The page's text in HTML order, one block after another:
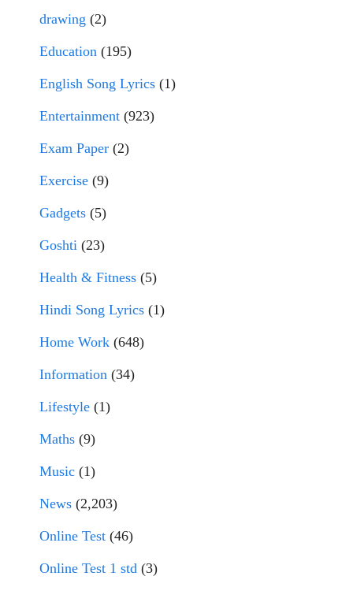
drawing (2)
Education (195)
English Song Lyrics (1)
Entertainment (923)
Exam Paper (2)
Exercise (9)
Gadgets (5)
Goshti (23)
Health & Fitness (5)
Hindi Song Lyrics (1)
Home Work (648)
Information (34)
Lifestyle (1)
Maths (9)
Music (1)
News (2,203)
Online Test (46)
Online Test 1 std (3)